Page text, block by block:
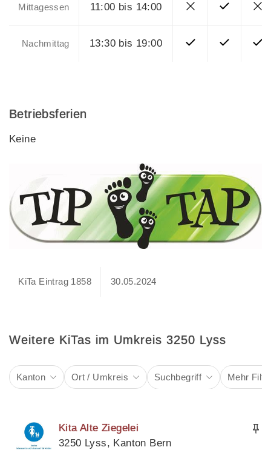
Mittagessen 11:00 bis 14:00
Nachmittag 13:30 bis 19:00
Betriebsferien
Keine
KiTa Eintrag 1858 30.05.2024
Weitere KiTas im Umkreis 3250 Lyss
Kanton Ort / Umkreis Suchbegriff Mehr
Kita Alte Ziegelei
3250 Lyss, Kanton Bern